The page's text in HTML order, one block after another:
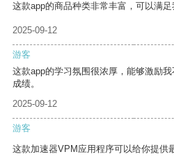
这款app的商品种类非常丰富，可以满足
2025-09-12
游客
这款app的学习氛围很浓厚，能够激励
成绩。
2025-09-12
游客
这款加速器VPM应用程序可以给你提供